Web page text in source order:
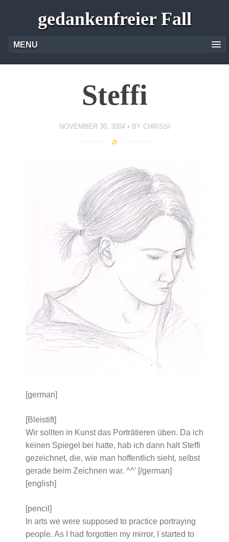
gedankenfreier Fall
MENU
Steffi
NOVEMBER 30, 2004 BY CHRISSI
[german]
[Bleistift]
Wir sollten in Kunst das Porträtieren üben. Da ich
keinen Spiegel bei hatte, hab ich dann halt Steffi
gezeichnet, die, wie man hoffentlich sieht, selbst
gerade beim Zeichnen war. ^^’ [/german]
[english]
[pencil]
In arts we were supposed to practice portraying
people. As I had forgotten my mirror, I started to